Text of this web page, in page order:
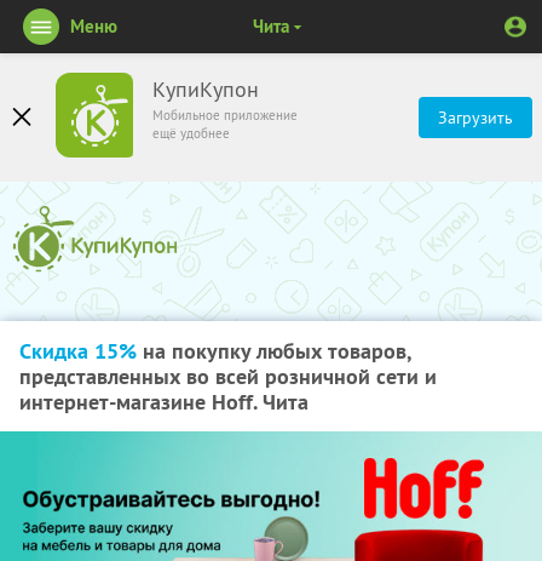
КупиКупон
Мобильное приложение
ещё удобнее
Загрузить
Меню Чита
Скидка 15% на покупку любых товаров,
представленных во всей розничной сети и
интернет-магазине Hoff. Чита